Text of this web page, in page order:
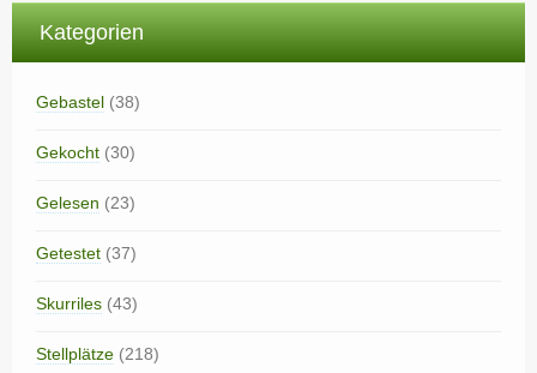
Kategorien
Gebastel (38)
Gekocht (30)
Gelesen (23)
Getestet (37)
Skurriles (43)
Stellplätze (218)